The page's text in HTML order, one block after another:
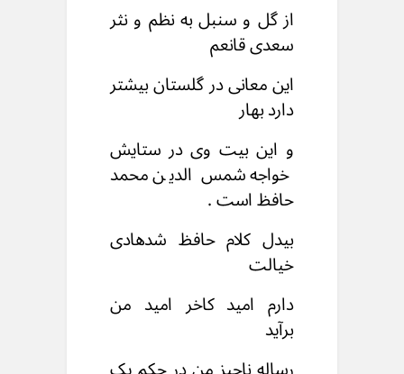
از گل و سنبل به نظم و نثر
سعدی قانعم
این معانی در گلستان بیشتر
دارد بهار
و این بیت وی در ستایش
خواجه شمس الدین محمد
حافظ است .
بیدل کلام حافظ شدهادی
خیالت
دارم امید کاخر امید من
برآید